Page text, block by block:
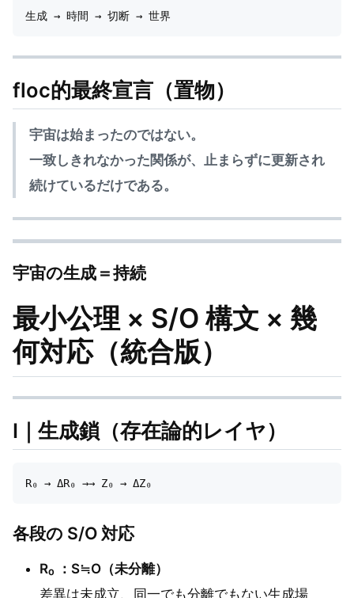
floc的最終宣言（置物）
宇宙は始まったのではない。
一致しきれなかった関係が、止まらずに更新され
続けているだけである。
宇宙の生成＝持続
最小公理 × S/O 構文 × 幾
何対応（統合版）
Ⅰ｜生成鎖（存在論的レイヤ）
各段の S/O 対応
R₀ ：S≒O（未分離）
差異は未成立、同一でも分離でもない生成場